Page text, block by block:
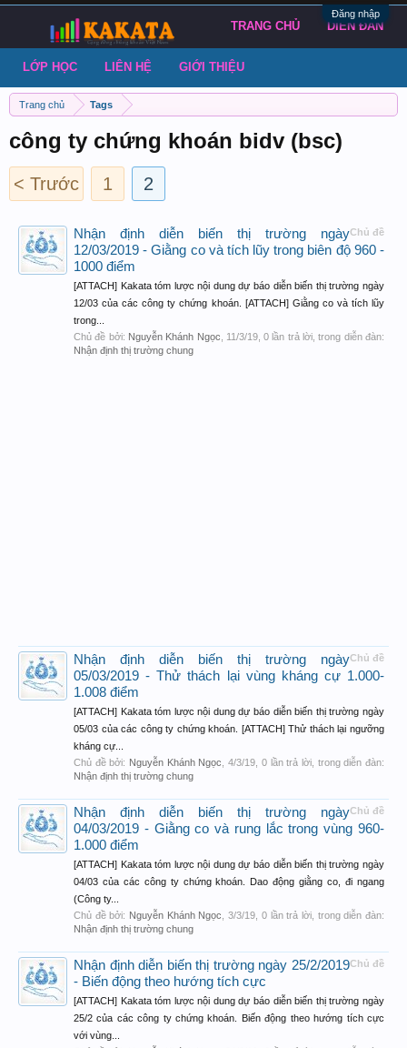
Đăng nhập
Trang chủ Tags
công ty chứng khoán bidv (bsc)
< Trước 1 2
Chủ đề
Nhận định diễn biến thị trường ngày
12/03/2019 - Giằng co và tích lũy trong biên độ 960 -
1000 điểm
[ATTACH] Kakata tóm lược nội dung dự báo diễn biến thị trường ngày
12/03 của các công ty chứng khoán. [ATTACH] Giằng co và tích lũy
trong...
Chủ đề bởi: Nguyễn Khánh Ngọc 11/3/19, 0 lần trả lời, trong diễn đàn:
Nhận định thị trường chung
Chủ đề
Nhận định diễn biến thị trường ngày
05/03/2019 - Thử thách lại vùng kháng cự 1.000-
1.008 điểm
[ATTACH] Kakata tóm lược nội dung dự báo diễn biến thị trường ngày
05/03 của các công ty chứng khoán. [ATTACH] Thử thách lại ngưỡng
kháng cự...
Chủ đề bởi: Nguyễn Khánh Ngọc ,4/3/19 , 0 lần trả lời, trong diễn đàn:
Nhận định thị trường chung
Chủ đề
Nhận định diễn biến thị trường ngày
04/03/2019 - Giằng co và rung lắc trong vùng 960-
1.000 điểm
[ATTACH] Kakata tóm lược nội dung dự báo diễn biến thị trường ngày
04/03 của các công ty chứng khoán. Dao động giằng co, đi ngang
(Công ty...
Chủ đề bởi: Nguyễn Khánh Ngọc ,3/3/19 , 0 lần trả lời, trong diễn đàn:
Nhận định thị trường chung
Chủ đề
Nhận định diễn biến thị trường ngày 25/2/2019
- Biến động theo hướng tích cực
[ATTACH] Kakata tóm lược nội dung dự báo diễn biến thị trường ngày
25/2 của các công ty chứng khoán. Biến động theo hướng tích cực
với vùng...
TRANG CHỦ DIỄN ĐÀN
LỚP HỌC LIÊN HỆ GIỚI THIỆU